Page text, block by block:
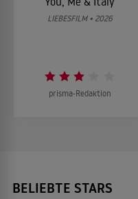
LIEBESFILM • 2026
prisma-Redaktion
BELIEBTE STARS